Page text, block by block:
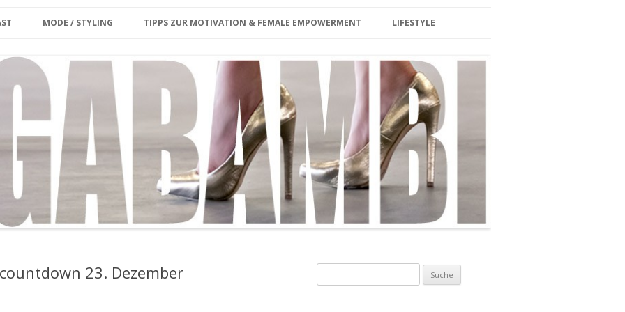
MODE / STYLING
MY MODEL WORK
OUTFIT
MY OUTFIT ARCHIVE
GROSSE GRÖSSEN SHOPPING-GU
IDE BERLIN
STYLING VIDEO
TIPPS ZUR MOTIVATION & FEMALE EMPOWERMENT
MEGABAMBI CURVY VINTAGE
MARKT
CURVY & FIT
LIFESTYLE
LIFESTYLE/TRAVEL
SPA/ SAUNA
HOTEL & WELLNESS
INTERIOR
BERLIN
EVENTS
ZUCKERFREI
23. Dezember